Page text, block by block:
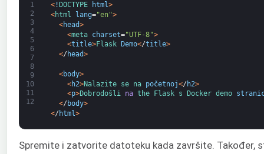
1
2
3
4
5
6
7
8
9
10
11
12
<! DOCTYPE html>
<html lang="en">
<head>
<meta charset="UTF-8">
<title>Flask Demo</title>
</ head>
<body>
<h2>Nalazite se na početnoj</ h2>
<p>Dobrodošli na the Flask s Docker demo
</ body>
</ html>
Spremite i zatvorite datoteku kada završite. Također,